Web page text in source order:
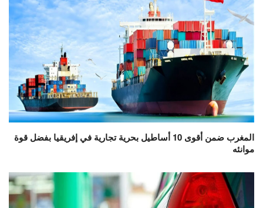
المغرب ضمن أقوى 10 أساطيل بحرية تجارية في إفريقيا بفضل قوة
موانئه